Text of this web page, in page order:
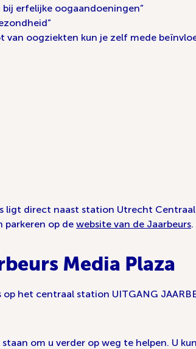
erfelijke oogaandoeningen”
oogziekten kun je zelf mede
ligt direct naast station Utrecht
parkeren op de website van de Jaarbeurs.
Media Plaza
het centraal station UITGANG
om u verder op weg te helpen. U